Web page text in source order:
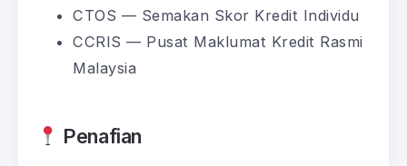
CTOS — Semakan Skor Kredit Individu
CCRIS — Pusat Maklumat Kredit Rasmi
Malaysia
Penafian